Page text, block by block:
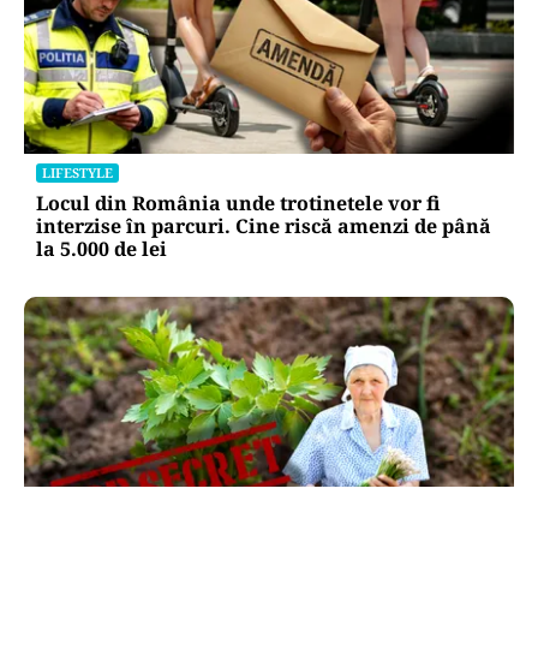
LIFESTYLE
Locul din România unde trotinetele vor fi
interzise în parcuri. Cine riscă amenzi de până
la 5.000 de lei